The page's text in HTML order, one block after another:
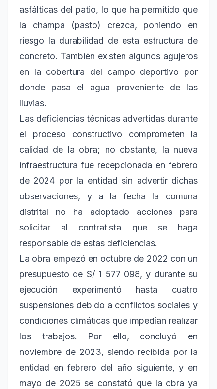
asfálticas del patio, lo que ha permitido que
la champa (pasto) crezca, poniendo en
riesgo la durabilidad de esta estructura de
concreto. También existen algunos agujeros
en la cobertura del campo deportivo por
donde pasa el agua proveniente de las
lluvias.
Las deficiencias técnicas advertidas durante
el proceso constructivo comprometen la
calidad de la obra; no obstante, la nueva
infraestructura fue recepcionada en febrero
de 2024 por la entidad sin advertir dichas
observaciones, y a la fecha la comuna
distrital no ha adoptado acciones para
solicitar al contratista que se haga
responsable de estas deficiencias.
La obra empezó en octubre de 2022 con un
presupuesto de S/ 1 577 098, y durante su
ejecución experimentó hasta cuatro
suspensiones debido a conflictos sociales y
condiciones climáticas que impedían realizar
los trabajos. Por ello, concluyó en
noviembre de 2023, siendo recibida por la
entidad en febrero del año siguiente, y en
mayo de 2025 se constató que la obra ya